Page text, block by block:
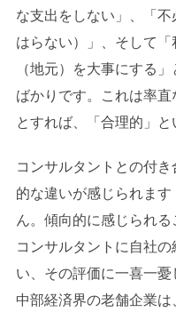
な支出をしない」、「
はらない）」、そして
（地元）を大事にする
ばかりです。これは率
とすれば、「合理的」と
コンサルタントとの付
的な違いが感じられま
ん。傾向的に感じられる
コンサルタントに自社
い、その評価に一喜一憂
中部経済界の老舗企業